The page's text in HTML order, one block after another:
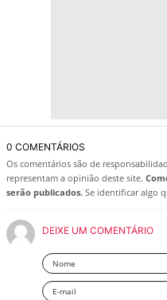
0 COMENTÁRIOS
Os comentários são de
representam a opinião deste site.
serão publicados. Se identificar algo
DEIXE UM COMENTÁRIO
Nome
Email